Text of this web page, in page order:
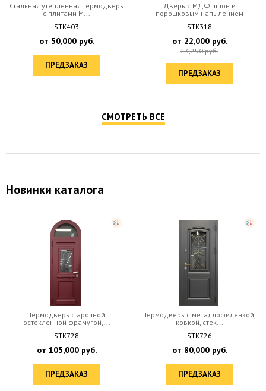
Стальная утепленная термодверь
с плитами М...
STK403
от 50,000руб.
ПРЕДЗАКАЗ
Дверь c МДФ шпон и
порошковым напылением
STK318
от 22,000руб.
23,250руб.
ПРЕДЗАКАЗ
СМОТРЕТЬ ВСЕ
Новинки каталога
Термодверь с арочной
остекленной фрамугой,...
STK728
от 105,000руб.
ПРЕДЗАКАЗ
Термодверь с металлофиленкой,
ковкой, стек...
STK726
от 80,000руб.
ПРЕДЗАКАЗ